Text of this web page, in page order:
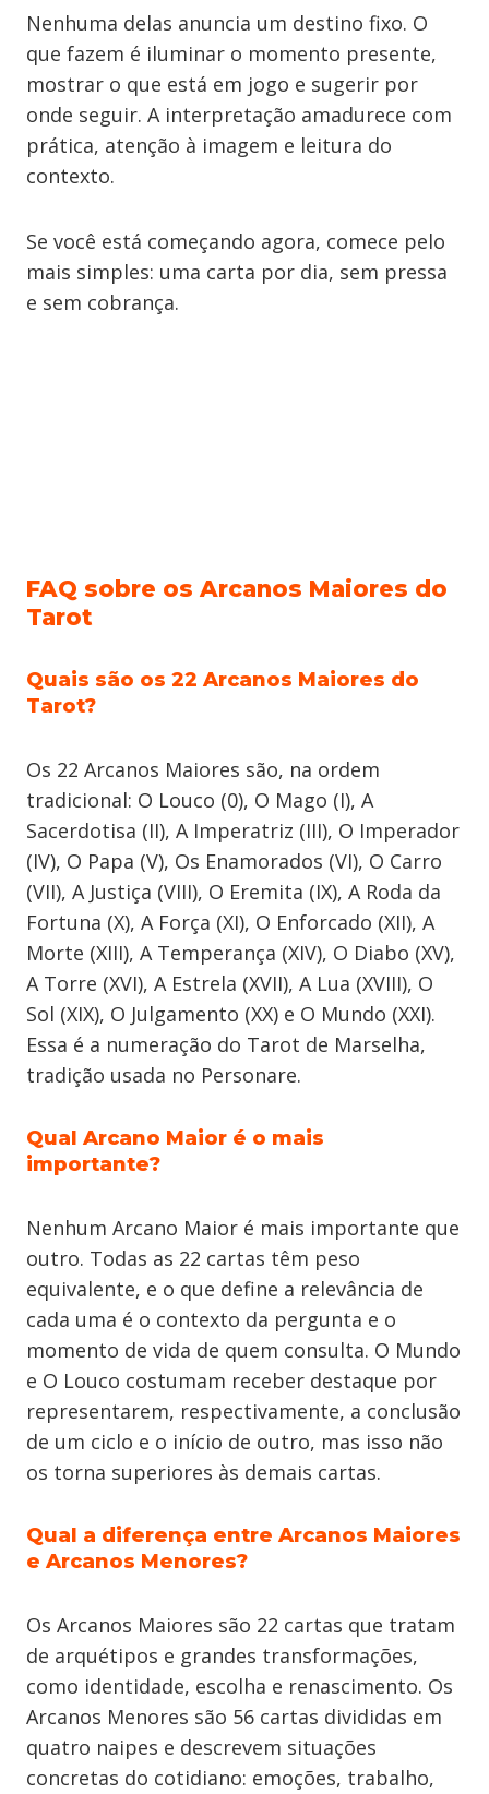
Nenhuma delas anuncia um destino fixo. O
que fazem é iluminar o momento presente,
mostrar o que está em jogo e sugerir por
onde seguir. A interpretação amadurece com
prática, atenção à imagem e leitura do
contexto.
Se você está começando agora, comece pelo
mais simples: uma carta por dia, sem pressa
e sem cobrança.
FAQ sobre os Arcanos Maiores do
Tarot
Quais são os 22 Arcanos Maiores do
Tarot?
Os 22 Arcanos Maiores são, na ordem
tradicional: O Louco (0), O Mago (I), A
Sacerdotisa (II), A Imperatriz (III), O Imperador
(IV), O Papa (V), Os Enamorados (VI), O Carro
(VII), A Justiça (VIII), O Eremita (IX), A Roda da
Fortuna (X), A Força (XI), O Enforcado (XII), A
Morte (XIII), A Temperança (XIV), O Diabo (XV),
A Torre (XVI), A Estrela (XVII), A Lua (XVIII), O
Sol (XIX), O Julgamento (XX) e O Mundo (XXI).
Essa é a numeração do Tarot de Marselha,
tradição usada no Personare.
Qual Arcano Maior é o mais
importante?
Nenhum Arcano Maior é mais importante que
outro. Todas as 22 cartas têm peso
equivalente, e o que define a relevância de
cada uma é o contexto da pergunta e o
momento de vida de quem consulta. O Mundo
e O Louco costumam receber destaque por
representarem, respectivamente, a conclusão
de um ciclo e o início de outro, mas isso não
os torna superiores às demais cartas.
Qual a diferença entre Arcanos Maiores
e Arcanos Menores?
Os Arcanos Maiores são 22 cartas que tratam
de arquétipos e grandes transformações,
como identidade, escolha e renascimento. Os
Arcanos Menores são 56 cartas divididas em
quatro naipes e descrevem situações
concretas do cotidiano: emoções, trabalho,